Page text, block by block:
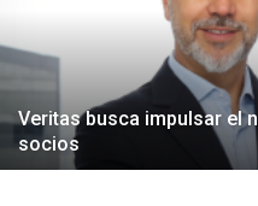
Veritas busca impulsar el
socios